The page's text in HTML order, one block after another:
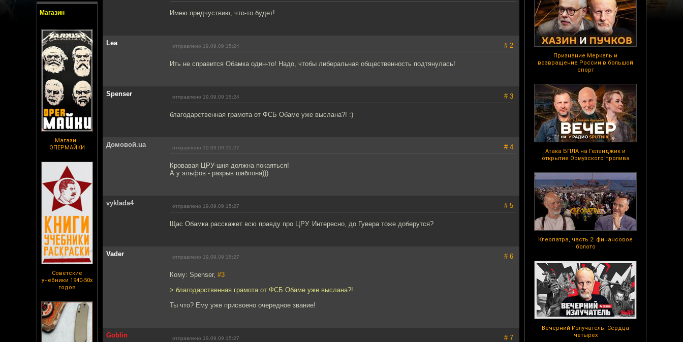
Магазин
Магазин
ОПЕРМАЙКИ
Советские
учебники 1940-50х
годов
Признание Меркель и
возвращение России в большой
спорт
Атака БПЛА на Геленджик и
открытие Ормузского пролива
Клеопатра, часть 2: финансовое
болото
Вечерний Излучатель: Сердца
четырех
Имею предчуствию, что-то будет!
Lea отправлено 19.09.09 15:24 # 2
Ить не справится Обамка один-то! Надо, чтобы либеральная общественность подтянулась!
Spenser отправлено 19.09.09 15:24 # 3
благодарственная грамота от ФСБ Обаме уже выслана?! :)
Домовой.ua отправлено 19.09.09 15:27 # 4
Кровавая ЦРУ-шня должна покаяться!
А у эльфов - разрыв шаблона)))
vyklada4 отправлено 19.09.09 15:27 # 5
Щас Обамка расскажет всю правду про ЦРУ. Интересно, до Гувера тоже доберутся?
Vader отправлено 19.09.09 15:27 # 6
Кому: Spenser, #3
> благодарственная грамота от ФСБ Обаме уже выслана?!
Ты что? Ему уже присвоено очередное звание!
Goblin отправлено 19.09.09 15:27 # 7